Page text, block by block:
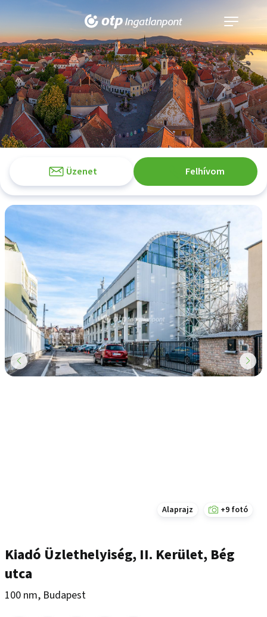
Navigáció
kinyitása
Üzenet Felhívom
Alaprajz +9 fotó
Kiadó Üzlethelyiség, II. Kerület, Bég
utca
100 nm, Budapest